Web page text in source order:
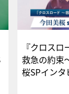
『クロス
救急の約束
桜SPイ